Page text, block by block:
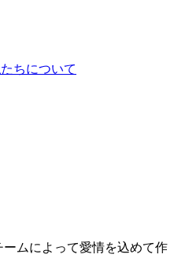
ちについて
ムによって愛情を込めて作